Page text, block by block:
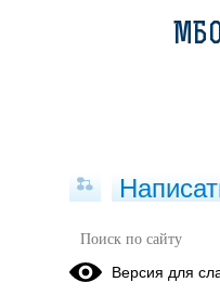
Публикации за
Версия для